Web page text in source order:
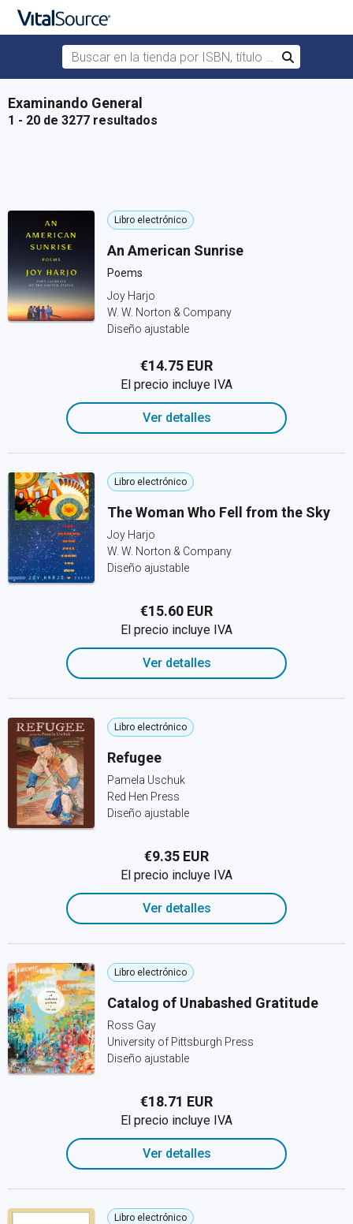
Saltar al contenido principal
Buscar en la tienda por ISBN, título o autor
Buscar
Examinando General
1 - 20 de 3277 resultados
Libro electrónico
An American Sunrise
Poems
Joy Harjo
W. W. Norton & Company
Diseño ajustable
€14.75 EUR
El precio incluye IVA
Ver detalles
Libro electrónico
The Woman Who Fell from the Sky
Joy Harjo
W. W. Norton & Company
Diseño ajustable
€15.60 EUR
El precio incluye IVA
Ver detalles
Libro electrónico
Refugee
Pamela Uschuk
Red Hen Press
Diseño ajustable
€9.35 EUR
El precio incluye IVA
Ver detalles
Libro electrónico
Catalog of Unabashed Gratitude
Ross Gay
University of Pittsburgh Press
Diseño ajustable
€18.71 EUR
El precio incluye IVA
Ver detalles
Libro electrónico